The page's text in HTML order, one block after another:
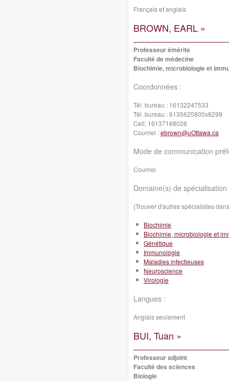
Français et anglais
BROWN, EARL »
Professeur émérite
Faculté de médecine
Biochimie, microbiologie et
Coordonnées :
Tél. bureau : 16132247533
Tél. bureau :6135625800x8299
Cell: 16137168026
Courriel :ebrown@uOttawa.ca
Mode de communication
Courriel
Domaine(s) de spécialisation
(Trouver d'autres spécialistes
Biochimie
Biochimie, microbiologie et
Génétique
Immunologie
Maladies infectieuses
Neuroscience
Virologie
Langues :
Anglais seulement
BUI, Tuan »
Professeur adjoint
Faculté des sciences
Biologie